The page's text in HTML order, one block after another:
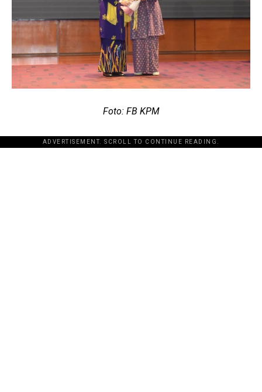
Foto: FB KPM
ADVERTISEMENT. SCROLL TO CONTINUE READING.